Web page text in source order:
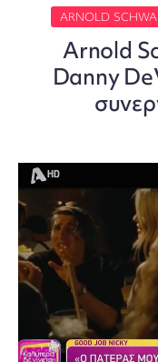
ARNOLD
Arnold
Danny